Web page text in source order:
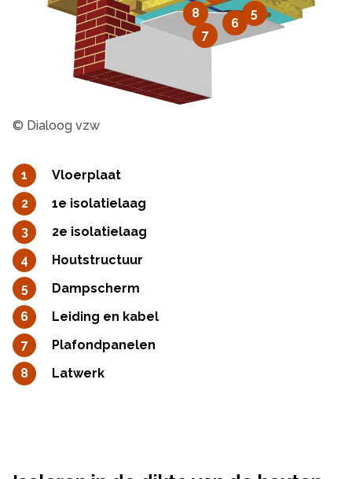
5
6
7
8
© Dialoog vzw
Vloerplaat
1e isolatielaag
2e isolatielaag
Houtstructuur
Dampscherm
Leiding en kabel
Plafondpanelen
Latwerk